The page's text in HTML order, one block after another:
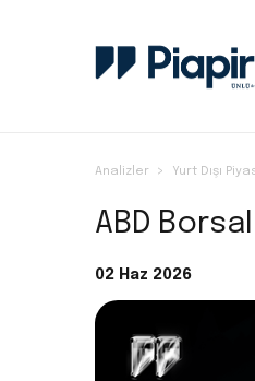
Analizler Yurt Dışı
ABD
02 Haz 2026